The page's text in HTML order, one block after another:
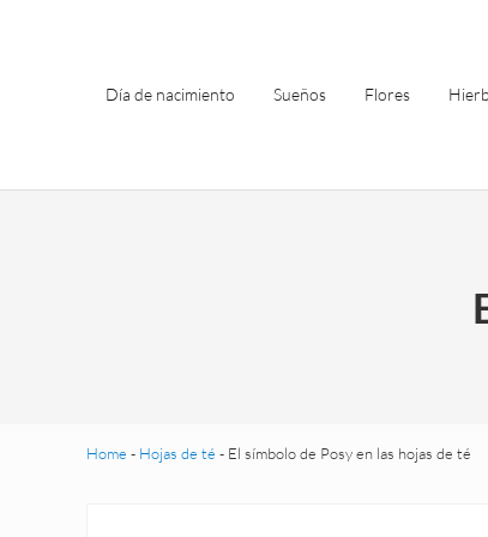
Día de nacimiento Sueños Flores
Home - Hojas de té - El símbolo de Posy en las hojas de té